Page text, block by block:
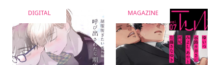
DIGITAL MAGAZINE